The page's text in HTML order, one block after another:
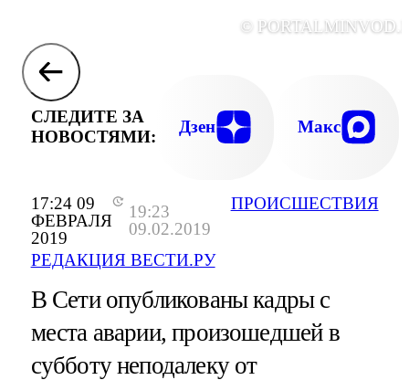
17:24 09
ФЕВРАЛЯ
2019
19:23
09.02.2019
РЕДАКЦИЯ ВЕСТИ.РУ
ПРОИСШЕСТВИЯ
©
СЛЕДИТЕ ЗА
НОВОСТЯМИ:
Дзен Макс
В Сети опубликованы кадры с
места аварии, произошедшей в
субботу неподалеку от